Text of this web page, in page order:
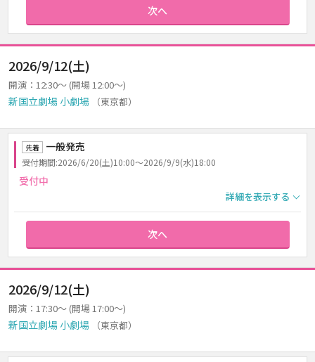
次へ
2026/9/12(土)
開演：12:30～ (開場 12:00～)
新国立劇場 小劇場 （東京都）
先着 一般発売
受付期間:2026/6/20(土)10:00～2026/9/9(水)18:00
受付中
詳細を表示する
次へ
2026/9/12(土)
開演：17:30～ (開場 17:00～)
新国立劇場 小劇場 （東京都）